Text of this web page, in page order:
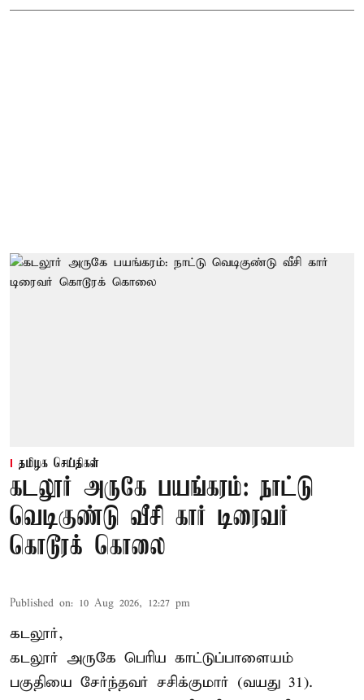
தமிழக செய்திகள்
கடலூர் அருகே பயங்கரம்: நாட்டு
வெடிகுண்டு வீசி கார் டிரைவர்
கொடூரக் கொலை
Published on: 10 Aug 2026, 12:27 pm
கடலூர்,
கடலூர் அருகே பெரிய காட்டுப்பாளையம்
பகுதியை சேர்ந்தவர் சசிக்குமார் (வயது 31).